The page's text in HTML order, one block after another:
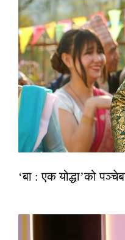
‘बा : एक योद्धा’को